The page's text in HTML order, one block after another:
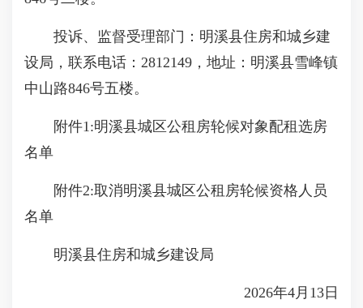
投诉、监督受理部门：明溪县住房和城乡建
设局，联系电话：2812149，地址：明溪县雪峰镇
中山路846号五楼。
附件1:明溪县城区公租房轮候对象配租选房
名单
附件2:取消明溪县城区公租房轮候资格人员
名单
明溪县住房和城乡建设局
2026年4月13日